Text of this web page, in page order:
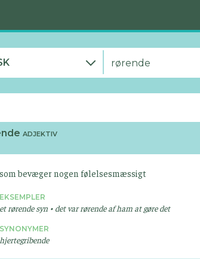
ADJEKTIV
som bevæger nogen følelsesmæssigt
EKSEMPLER
et rørende syn • det var rørende af ham at gøre det
SYNONYMER
hjertegribende